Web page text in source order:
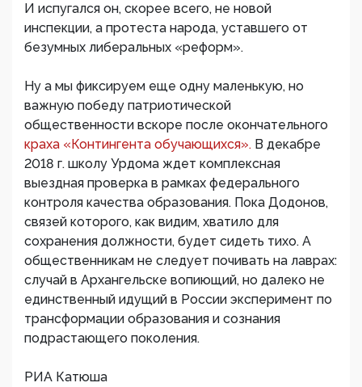
И испугался он, скорее всего, не новой
инспекции, а протеста народа, уставшего от
безумных либеральных «реформ».
Ну а мы фиксируем еще одну маленькую, но
важную победу патриотической
общественности вскоре после окончательного
краха «Контингента обучающихся». В декабре
2018 г. школу Урдома ждет комплексная
выездная проверка в рамках федерального
контроля качества образования. Пока Додонов,
связей которого, как видим, хватило для
сохранения должности, будет сидеть тихо. А
общественникам не следует почивать на лаврах:
случай в Архангельске вопиющий, но далеко не
единственный идущий в России эксперимент по
трансформации образования и сознания
подрастающего поколения.
РИА Катюша